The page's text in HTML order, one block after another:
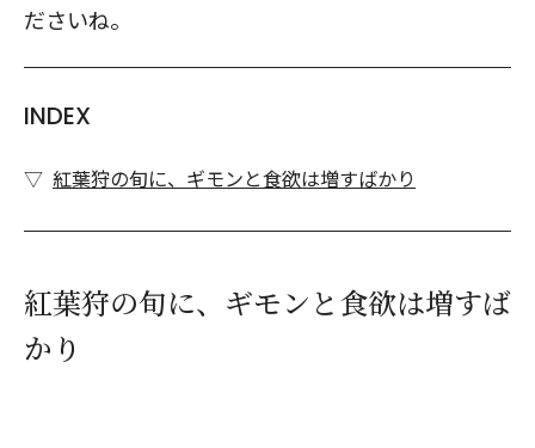
ださいね。
INDEX
紅葉狩の旬に、ギモンと食欲は増すばかり
紅葉狩の旬に、ギモンと食欲は増すば
かり